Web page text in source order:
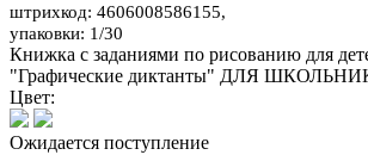
штрихкод: 4606008586155,
упаковки: 1/30
Книжка с заданиями по рисованию для
"Графические диктанты" ДЛЯ
Цвет:
Ожидается поступление